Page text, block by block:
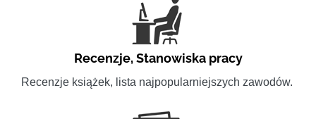
Recenzje,Stanowiska pracy
Recenzje książek, lista najpopularniejszych zawodów.